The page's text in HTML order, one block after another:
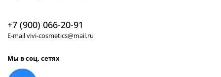
+7 (900) 066-20-91
E-mail vivi-cosmetics@mail.ru
Мы в соц. сетях